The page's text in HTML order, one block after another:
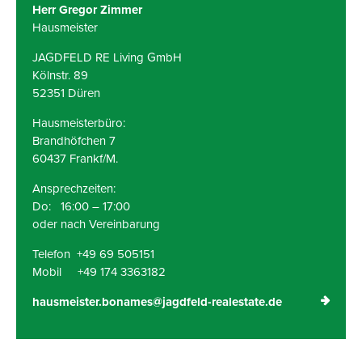
Herr Gregor Zimmer
Hausmeister
JAGDFELD RE Living GmbH
Kölnstr. 89
52351 Düren
Hausmeisterbüro:
Brandhöfchen 7
60437 Frankf/M.
Ansprechzeiten:
Do: 16:00 – 17:00
oder nach Vereinbarung
Telefon +49 69 505151
Mobil +49 174 3363182
hausmeister.bonames@jagdfeld-realestate.de